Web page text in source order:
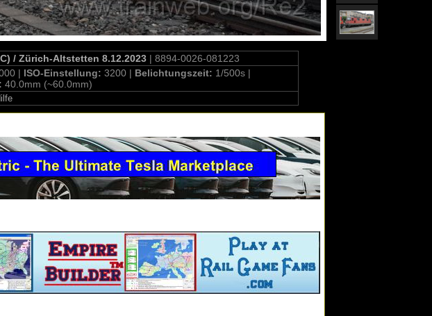
/ Zürich-Altstetten 8.12.2023 | 8894-0026-081223
| ISO-Einstellung: 3200 | Belichtungszeit: 1/500s |
40.0mm (~60.0mm)